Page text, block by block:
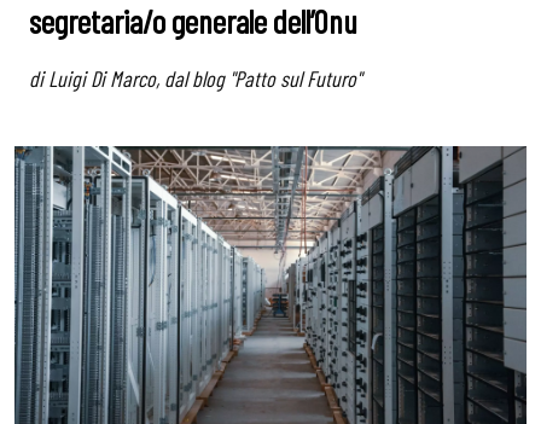
segretaria/o generale dell’Onu
di Luigi Di Marco, dal blog "Patto sul Futuro"